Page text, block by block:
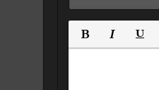
Полужирный
Курсив